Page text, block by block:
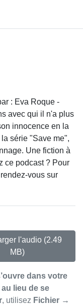
: Eva Roque -
avec qui il n'a plus
innocence en la
série "Save me",
Une fiction à
ce podcast ? Pour
vous sur
l'audio (2.49
MB)
dans votre
lieu de se
, utilisez Fichier →